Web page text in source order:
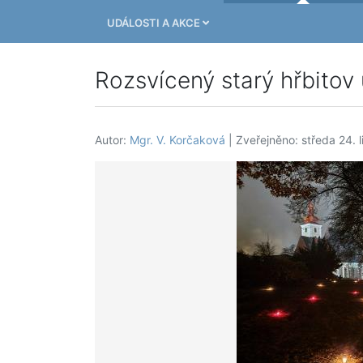
UDÁLOSTI A AKCE
Rozsvícený starý hřbitov
Autor: Mgr. V. Korčaková | Zveřejněno: středa